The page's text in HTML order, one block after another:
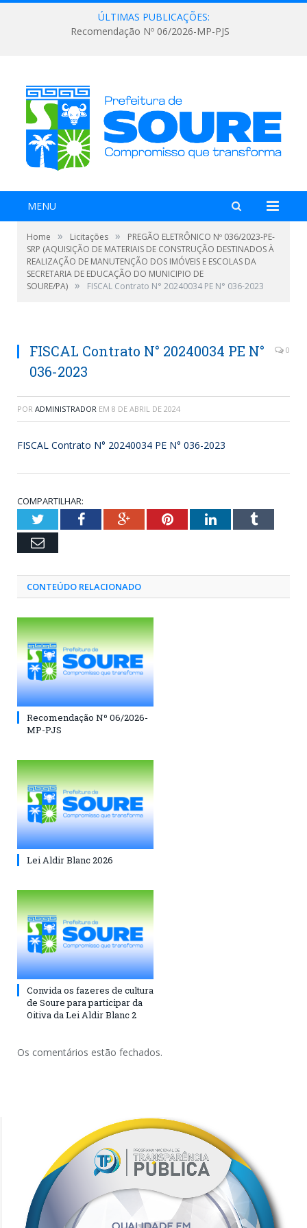
ÚLTIMAS PUBLICAÇÕES:
Recomendação Nº 06/2026-MP-PJS
MENU
Home » Licitações »
PREGÃO ELETRÔNICO Nº 036/2023-PE-
SRP (AQUISIÇÃO DE MATERIAIS DE CONSTRUÇÃO DESTINADOS À
REALIZAÇÃO DE MANUTENÇÃO DOS IMÓVEIS E ESCOLAS DA
SECRETARIA DE EDUCAÇÃO DO MUNICIPIO DE
SOURE/PA) » FISCAL Contrato N° 20240034 PE N° 036-2023
FISCAL Contrato N° 20240034 PE N°
036-2023
0
POR ADMINISTRADOR EM 8 DE ABRIL DE 2024
FISCAL Contrato N° 20240034 PE N° 036-2023
COMPARTILHAR:
TwitterFacebookGoogle+PinterestLinkedInTumblr
Email
CONTEÚDO RELACIONADO
Recomendação Nº 06/2026-
MP-PJS
Lei Aldir Blanc 2026
Convida os fazeres de cultura
de Soure para participar da
Oitiva da Lei Aldir Blanc 2
Os comentários estão fechados.